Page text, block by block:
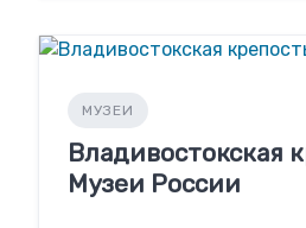
МУЗЕИ
Владивостокская
Музеи России